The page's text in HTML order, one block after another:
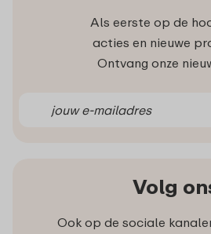
Als eerste op de
acties en nieuwe
Ontvang onze
Volg
Ook op de sociale